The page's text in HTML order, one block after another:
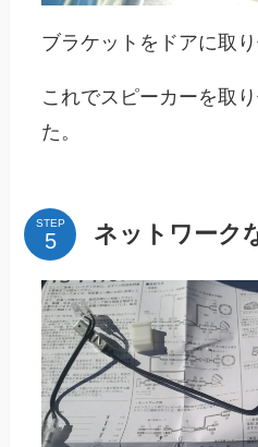
ブラケットをドアに取り
これでスピーカーを取
た。
STEP ネットワーク